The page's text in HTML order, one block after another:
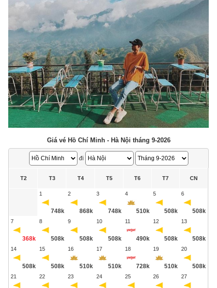
Giá vé Hồ Chí Minh - Hà Nội tháng 9-2026
đi
T2 T3 T4 T5 T6 T7 CN
1
748k
2
868k
3
748k
4
510k
5
508k
6
508k
7
368k
8
508k
9
508k
10
508k
11
490k
12
508k
13
508k
14
508k
15
508k
16
510k
17
510k
18
728k
19
510k
20
508k
21 22 23 24 25 26 27